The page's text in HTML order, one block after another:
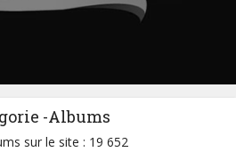
-Albums
sur le site : 19 652